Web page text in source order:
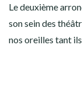
Le deuxième
son sein des
nos oreilles tant ils